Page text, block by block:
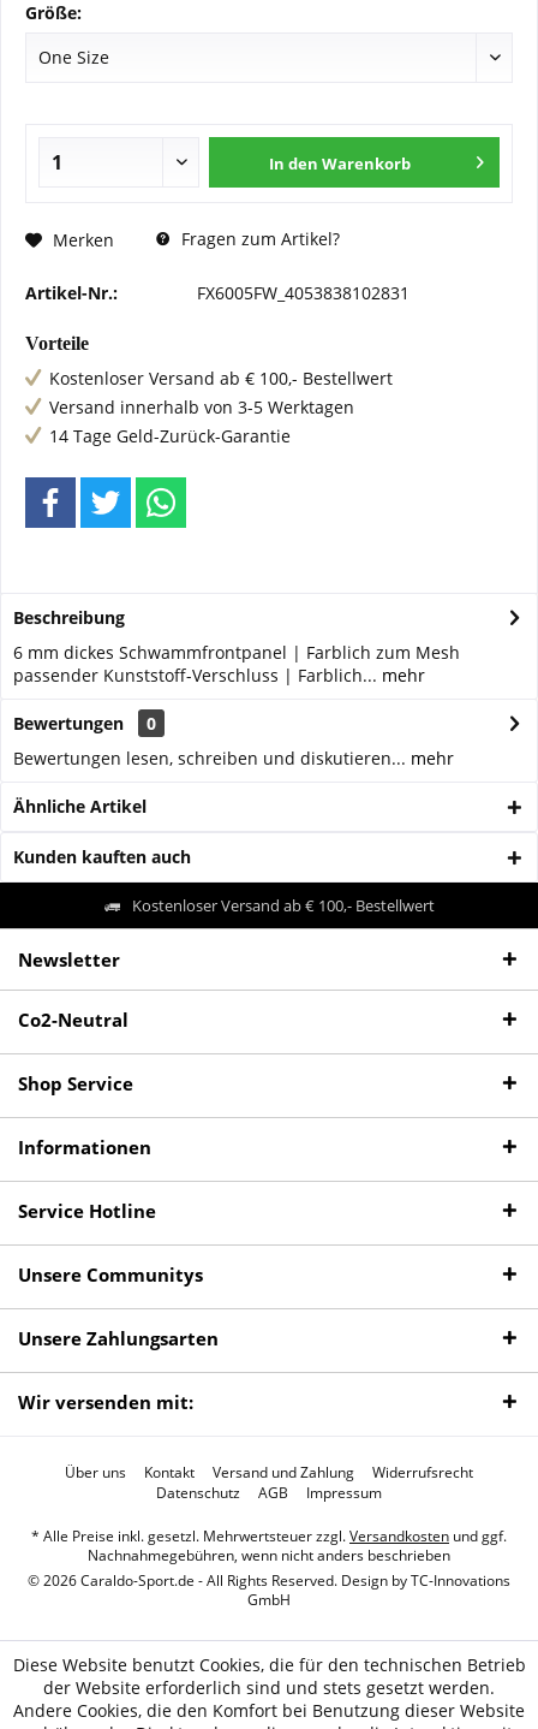
Größe:
In den Warenkorb
Merken Fragen zum Artikel?
Artikel-Nr.: FX6005FW_4053838102831
Vorteile
Kostenloser Versand ab € 100,- Bestellwert
Versand innerhalb von 3-5 Werktagen
14 Tage Geld-Zurück-Garantie
Beschreibung
6 mm dickes Schwammfrontpanel | Farblich zum Mesh
passender Kunststoff-Verschluss | Farblich... mehr
Bewertungen
0
Bewertungen lesen, schreiben und diskutieren... mehr
Ähnliche Artikel
Kunden kauften auch
Kostenloser Versand ab € 100,- Bestellwert
Newsletter
Co2-Neutral
Shop Service
Informationen
Service Hotline
Unsere Communitys
Unsere Zahlungsarten
Wir versenden mit:
Über uns Kontakt Versand und Zahlung
Widerrufsrecht
Datenschutz
AGB Impressum
* Alle Preise inkl. gesetzl. Mehrwertsteuer zzgl.Versandkosten und ggf.
Nachnahmegebühren, wenn nicht anders beschrieben
© 2026 Caraldo-Sport.de - All Rights Reserved. Design byTC-Innovations
GmbH
Diese Website benutzt Cookies, die für den technischen Betrieb
der Website erforderlich sind und stets gesetzt werden.
Andere Cookies, die den Komfort bei Benutzung dieser Website